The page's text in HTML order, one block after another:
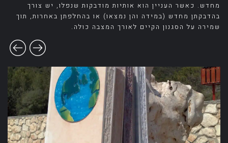
מחדש. כאשר העניין הוא אותיות מודבקות שנפלו, יש צורך
בהדבקתן מחדש (במידה והן נמצאו) או בהחלפתן באחרות, תוך
שמירה על הסגנון הקיים לאורך המצבה כולה.